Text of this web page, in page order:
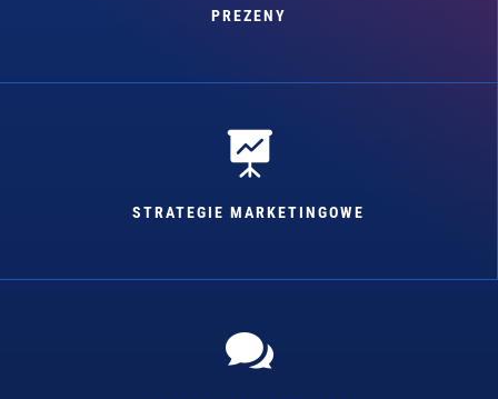
PREZENY

STRATEGIE MARKETINGOWE
